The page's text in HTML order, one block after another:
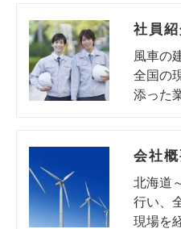
社員
風車の
全国の
添った
会社概
北海道
行い、
現場を